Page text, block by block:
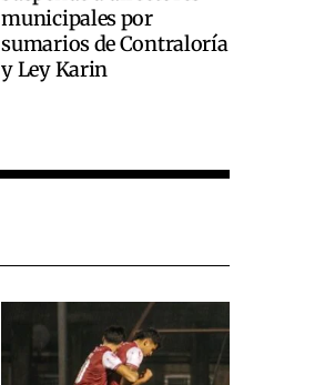
municipales por
sumarios de Contraloría
y Ley Karin